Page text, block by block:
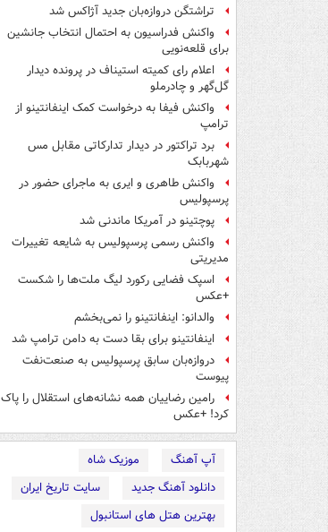
تراِشتگن دروازه‌بان جدید آژاکس شد
واکنش فدراسیون به احتمال انتخاب جانشین
برای قلعه‌نویی
اعلام رای کمیته استیناف در پرونده دیدار
گل‌گهر و چادرملو
واکنش فیفا به درخواست کمک اینفانتینو از
ترامپ
برد تراکتور در دیدار تدارکاتی مقابل مس
شهربابک
واکنش طاهری و ایری به ماجرای حضور در
پرسپولیس
پوچتینو در آمریکا ماندنی شد
واکنش رسمی پرسپولیس به شایعه تغییرات
مدیریتی
اسپک فضایی رکورد لیگ ملت‌ها را شکست
+عکس
والدانو: اینفانتینو را نمی‌بخشم
اینفانتینو برای بقا دست به دامن ترامپ شد
دروازه‌بان سابق پرسپولیس به صنعت‌نفت
پیوست
رامین رضاییان همه نشانه‌های استقلال را پاک
کرد! +عکس
آپ آهنگ
موزیک شاه
دانلود آهنگ جدید
سایت تاریخ ایران
بهترین هتل های استانبول